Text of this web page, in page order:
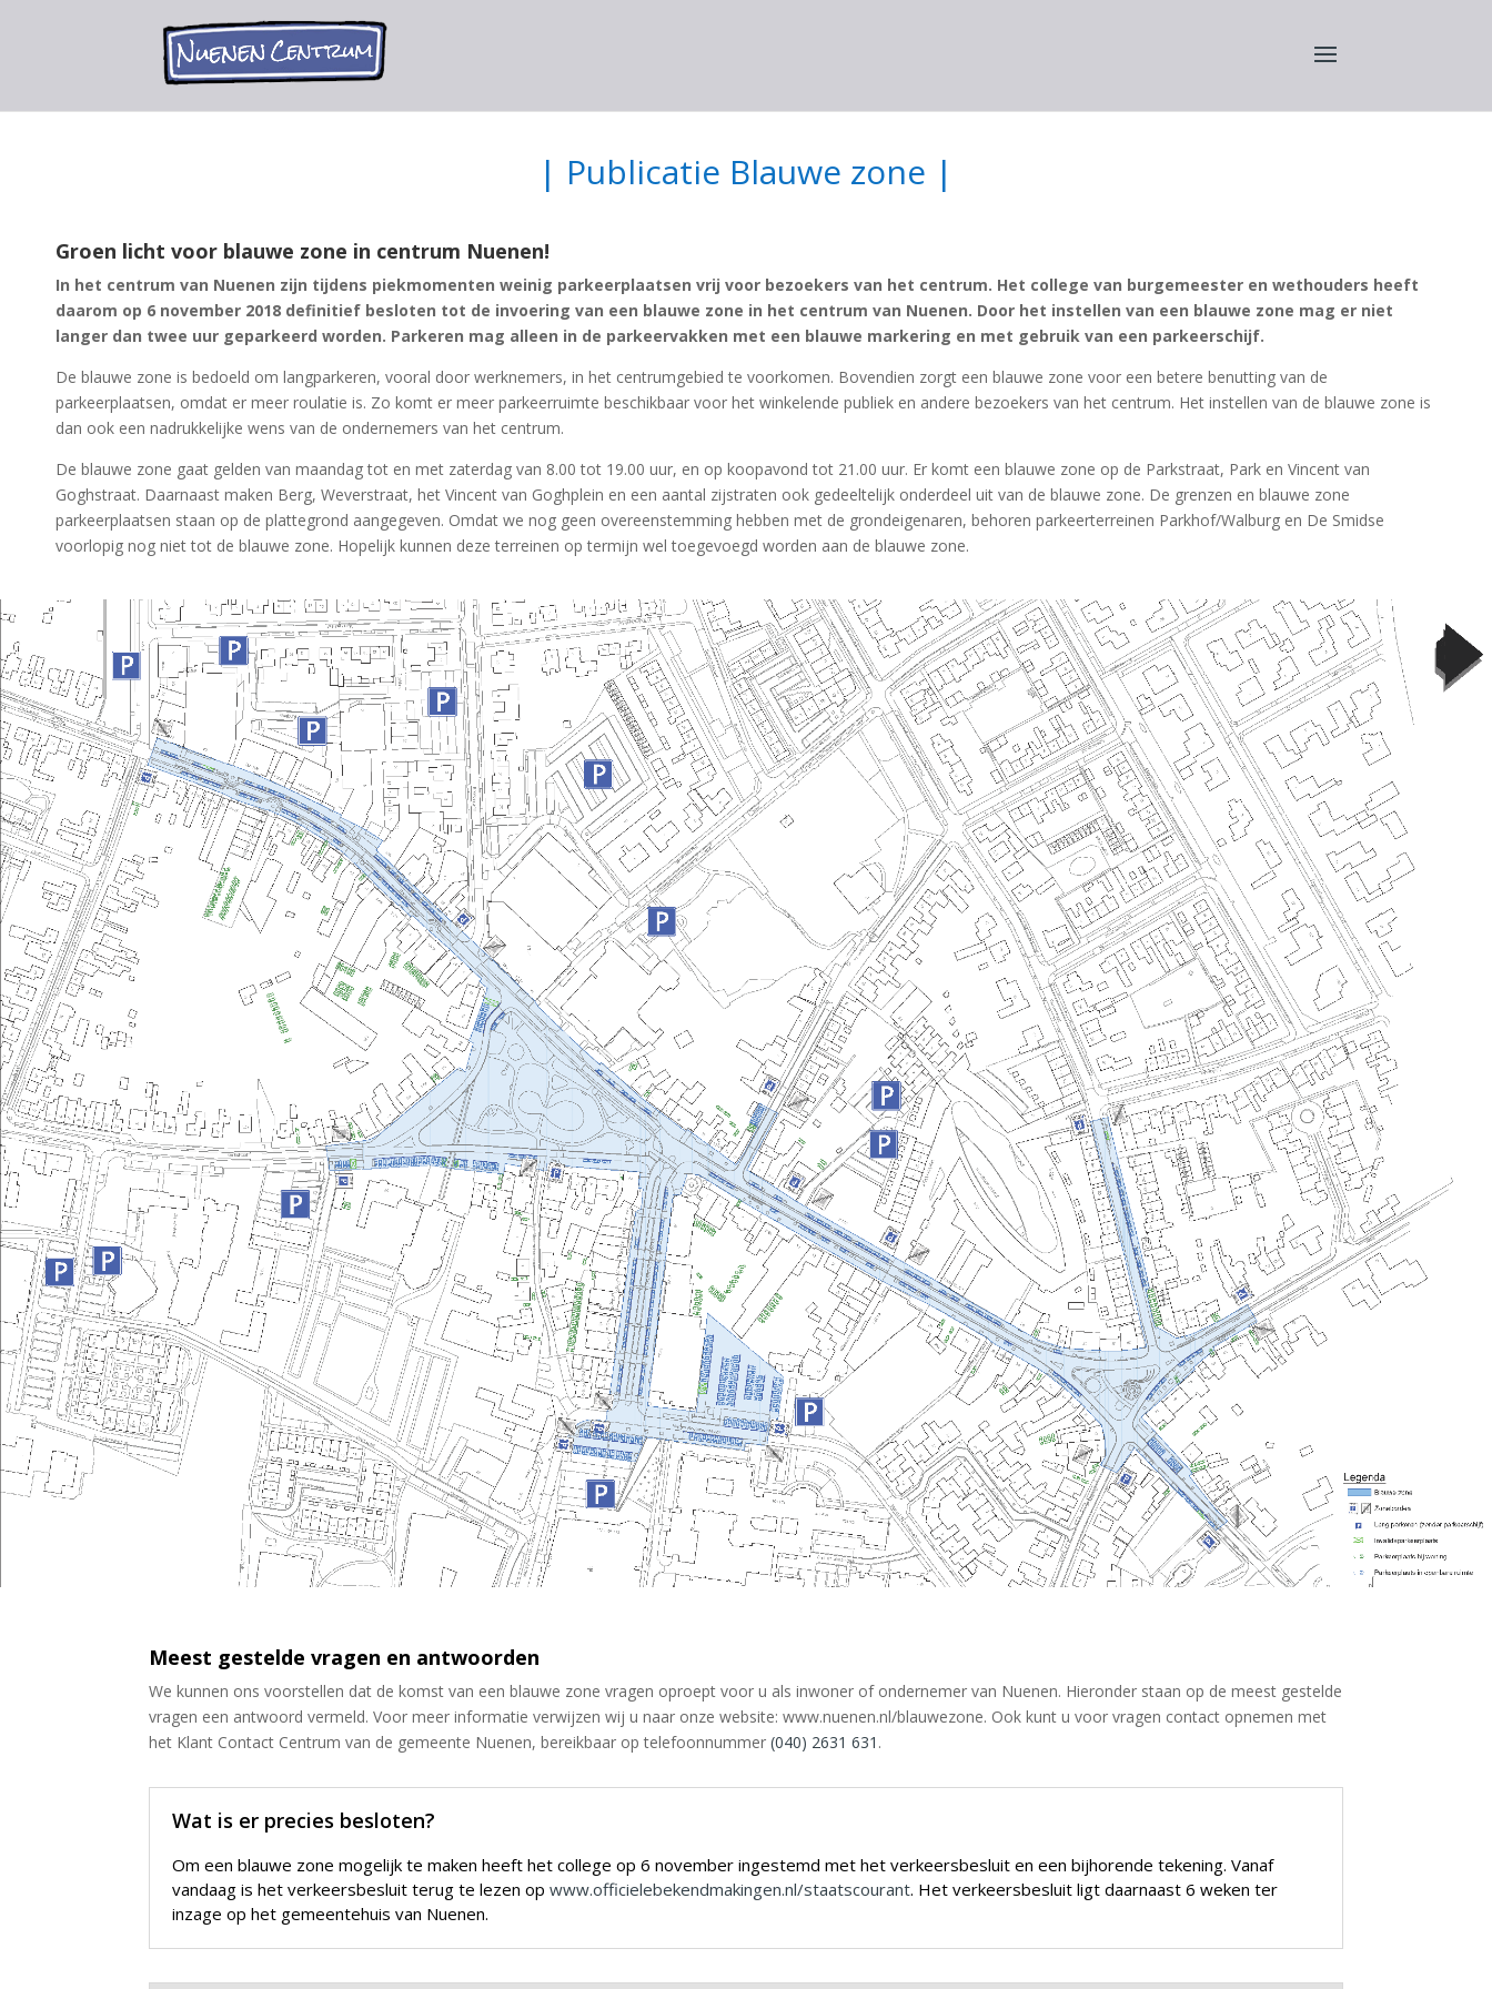
| Publicatie Blauwe zone |
Groen licht voor blauwe zone in centrum Nuenen!
In het centrum van Nuenen zijn tijdens piekmomenten weinig parkeerplaatsen vrij voor bezoekers van het centrum. Het college van burgemeester en wethouders heeft
daarom op 6 november 2018 definitief besloten tot de invoering van een blauwe zone in het centrum van Nuenen. Door het instellen van een blauwe zone mag er niet
langer dan twee uur geparkeerd worden. Parkeren mag alleen in de parkeervakken met een blauwe markering en met gebruik van een parkeerschijf.
De blauwe zone is bedoeld om langparkeren, vooral door werknemers, in het centrumgebied te voorkomen. Bovendien zorgt een blauwe zone voor een betere benutting van de
parkeerplaatsen, omdat er meer roulatie is. Zo komt er meer parkeerruimte beschikbaar voor het winkelende publiek en andere bezoekers van het centrum. Het instellen van de blauwe zone is
dan ook een nadrukkelijke wens van de ondernemers van het centrum.
De blauwe zone gaat gelden van maandag tot en met zaterdag van 8.00 tot 19.00 uur, en op koopavond tot 21.00 uur. Er komt een blauwe zone op de Parkstraat, Park en Vincent van
Goghstraat. Daarnaast maken Berg, Weverstraat, het Vincent van Goghplein en een aantal zijstraten ook gedeeltelijk onderdeel uit van de blauwe zone. De grenzen en blauwe zone
parkeerplaatsen staan op de plattegrond aangegeven. Omdat we nog geen overeenstemming hebben met de grondeigenaren, behoren parkeerterreinen Parkhof/Walburg en De Smidse
voorlopig nog niet tot de blauwe zone. Hopelijk kunnen deze terreinen op termijn wel toegevoegd worden aan de blauwe zone.
Meest gestelde vragen en antwoorden
We kunnen ons voorstellen dat de komst van een blauwe zone vragen oproept voor u als inwoner of ondernemer van Nuenen. Hieronder staan op de meest gestelde
vragen een antwoord vermeld. Voor meer informatie verwijzen wij u naar onze website: www.nuenen.nl/blauwezone. Ook kunt u voor vragen contact opnemen met
het Klant Contact Centrum van de gemeente Nuenen, bereikbaar op telefoonnummer(040) 2631 631 .
Wat is er precies besloten?
Om een blauwe zone mogelijk te maken heeft het college op 6 november ingestemd met het verkeersbesluit en een bijhorende tekening. Vanaf
vandaag is het verkeersbesluit terug te lezen opwww.officielebekendmakingen.nl/staatscourant. Het verkeersbesluit ligt daarnaast 6 weken ter
inzage op het gemeentehuis van Nuenen.